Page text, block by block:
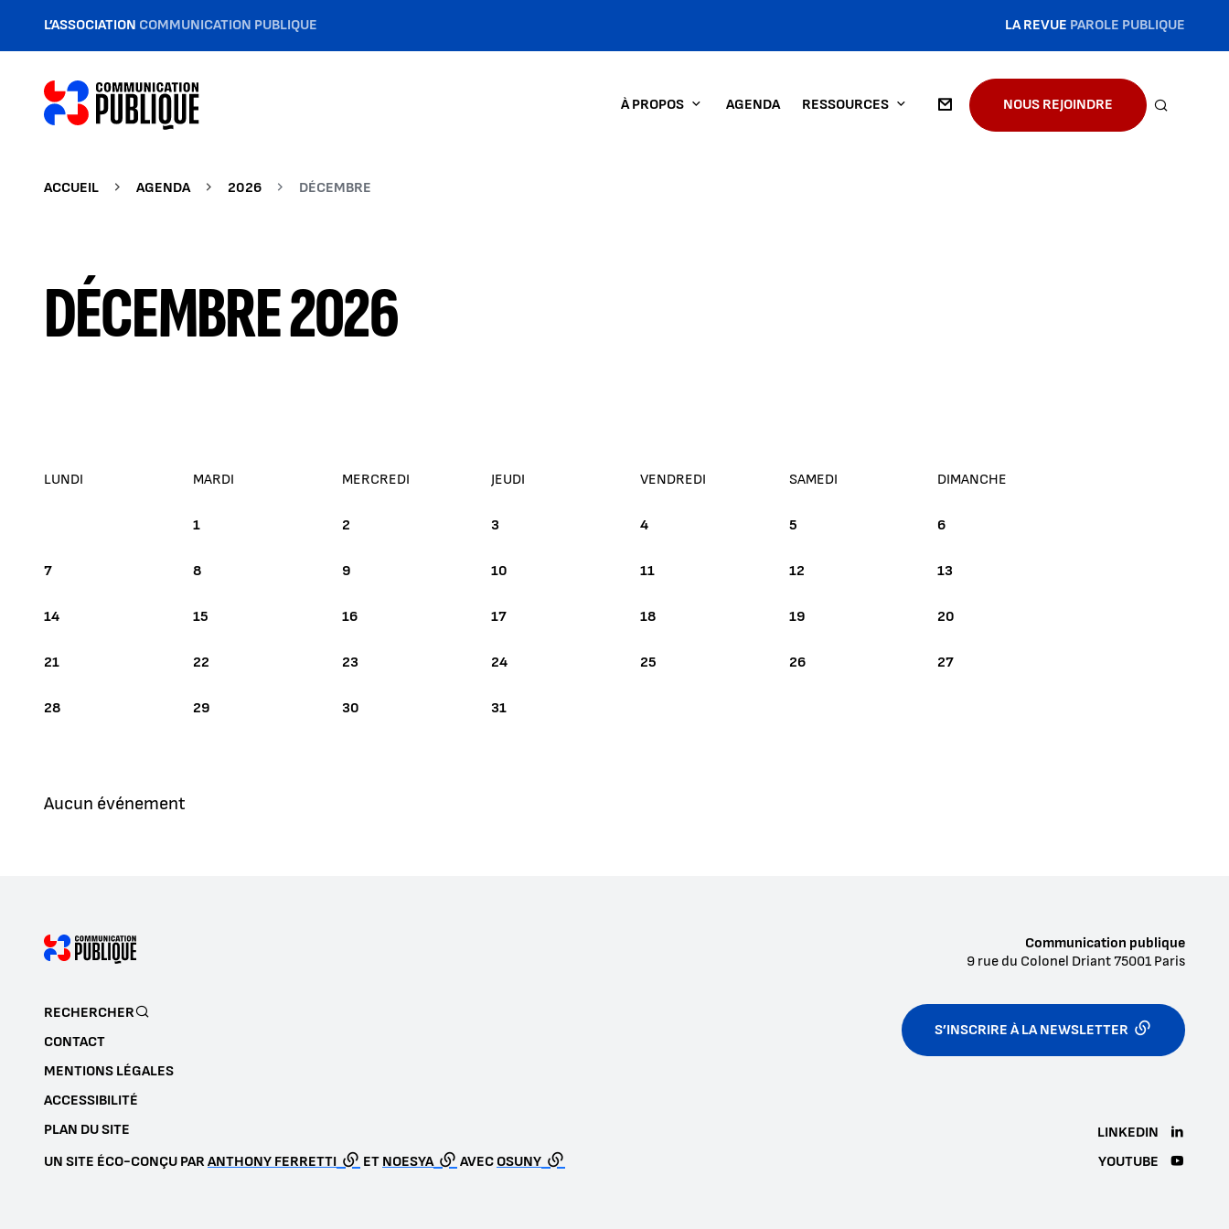
L’ASSOCIATION COMMUNICATION PUBLIQUE LA REVUE PAROLE PUBLIQUE
À PROPOS AGENDA RESSOURCES NOUS REJOINDRE
ACCUEIL AGENDA 2026 DÉCEMBRE
DÉCEMBRE 2026
LUNDI MARDI MERCREDI JEUDI VENDREDI SAMEDI DIMANCHE
1 2 3 4 5 6
7 8 9 10 11 12 13
14 15 16 17 18 19 20
21 22 23 24 25 26 27
28 29 30 31
Aucun événement
Communication publique
9 rue du Colonel Driant75001 Paris
S’INSCRIRE À LA NEWSLETTER
LINKEDIN
YOUTUBE
RECHERCHER
CONTACT
MENTIONS LÉGALES
ACCESSIBILITÉ
PLAN DU SITE
UN SITE ÉCO-CONÇU PARANTHONY FERRETTI ET NOESYA AVEC OSUNY